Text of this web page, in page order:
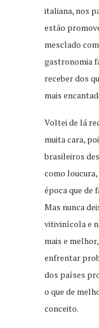
italiana, nos
estão
mesclado
gastronomia
receber dos
mais
Voltei de lá
muita cara,
brasileiros
como
época que de
Mas nunca
vitivinícola e
mais e
enfrentar
dos países
o que de
conceito.